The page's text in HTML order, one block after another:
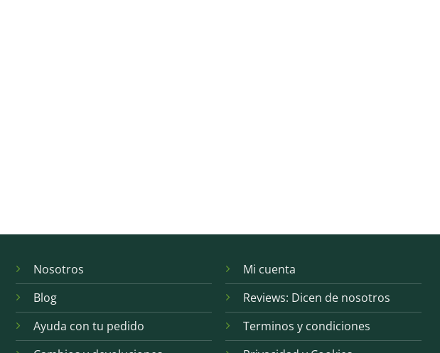
Nosotros
Blog
Ayuda con tu pedido
Mi cuenta
Reviews: Dicen de nosotros
Terminos y condiciones